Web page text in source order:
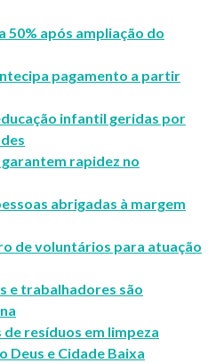
50% após ampliação do
pagamento a partir
infantil geridas por
rapidez no
abrigadas à margem
de voluntários para atuação
e trabalhadores são
resíduos em limpeza
Deus e Cidade Baixa